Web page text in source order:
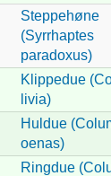
Steppehøne
(Syrrhaptes
paradoxus)
Klippedue
livia)
Huldue
oenas)
Ringdue